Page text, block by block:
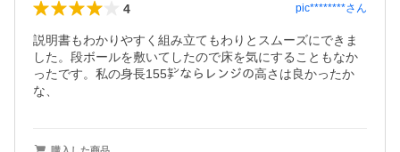
4 pic********さん
説明書もわかりやすく組み立てもわりとスムーズにできま
した。段ボールを敷いてしたので床を気にすることもなか
ったです。私の身長155㌢ならレンジの高さは良かったか
な、
購入した商品